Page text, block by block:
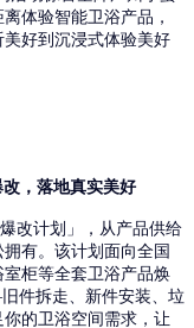
体验智能卫浴产品，
好到沉浸式体验美好
，落地真实美好
改计划」 ， 从产品供给
拥有。该计划 面向全国
柜等全套卫浴产品焕
件拆走、新件安装、垃
的卫浴空间需求，让